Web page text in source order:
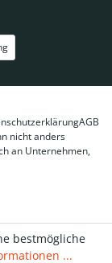
AGB
nicht anders
an Unternehmen,
bestmögliche
...